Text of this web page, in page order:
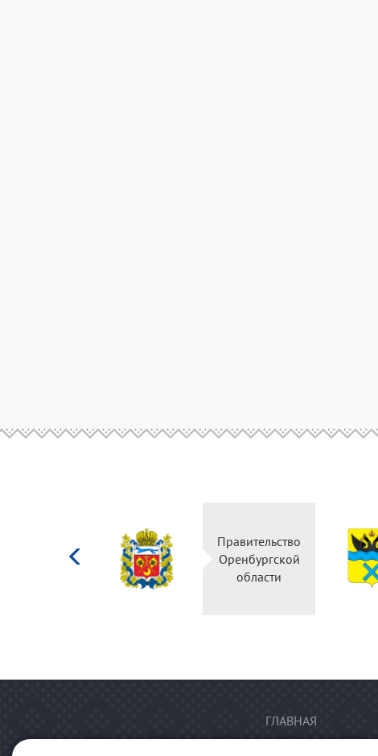
Правительство
Оренбургской
области
ГЛАВНАЯ